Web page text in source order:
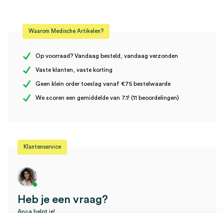
Steriel onsteriel
Er zijn nog geen beoordelingen.
L, 32-42cm (1)” te beoordelen
Waarom Medische Artikelen?
Op voorraad? Vandaag besteld, vandaag verzonden
Vaste klanten, vaste korting
Geen klein order toeslag vanaf €75 bestelwaarde
We scoren een gemiddelde van 7.1! (11 beoordelingen)
Klantenservice
Heb je een vraag?
Anca helpt je!